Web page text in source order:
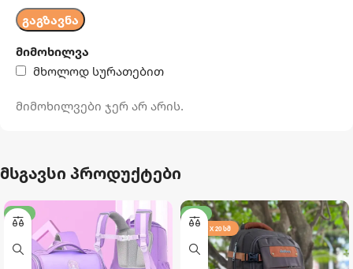
მიმოხილვა
მხოლოდ სურათებით
მიმოხილვები ჯერ არ არის.
მსგავსი პროდუქტები
-17%
-17%
40 X 30 X 20 ᲡᲛ